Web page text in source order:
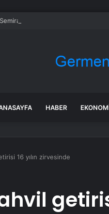
Semiramis Pekkan, ‘Ben inançlı
HABER
16 yılın zirvesinde